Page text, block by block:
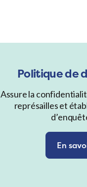
Politique de
Assure la
représailles et
En